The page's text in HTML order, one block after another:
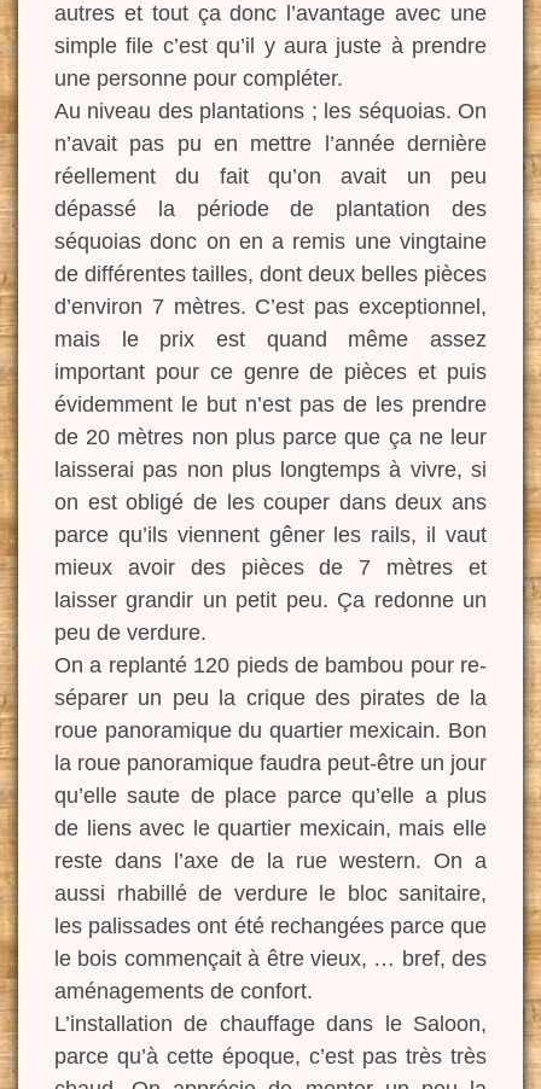
autres et tout ça donc l’avantage avec une
simple file c’est qu’il y aura juste à prendre
une personne pour compléter.
Au niveau des plantations ; les séquoias. On
n’avait pas pu en mettre l’année dernière
réellement du fait qu’on avait un peu
dépassé la période de plantation des
séquoias donc on en a remis une vingtaine
de différentes tailles, dont deux belles pièces
d’environ 7 mètres. C’est pas exceptionnel,
mais le prix est quand même assez
important pour ce genre de pièces et puis
évidemment le but n’est pas de les prendre
de 20 mètres non plus parce que ça ne leur
laisserai pas non plus longtemps à vivre, si
on est obligé de les couper dans deux ans
parce qu’ils viennent gêner les rails, il vaut
mieux avoir des pièces de 7 mètres et
laisser grandir un petit peu. Ça redonne un
peu de verdure.
On a replanté 120 pieds de bambou pour re-
séparer un peu la crique des pirates de la
roue panoramique du quartier mexicain. Bon
la roue panoramique faudra peut-être un jour
qu’elle saute de place parce qu’elle a plus
de liens avec le quartier mexicain, mais elle
reste dans l’axe de la rue western. On a
aussi rhabillé de verdure le bloc sanitaire,
les palissades ont été rechangées parce que
le bois commençait à être vieux, … bref, des
aménagements de confort.
L’installation de chauffage dans le Saloon,
parce qu’à cette époque, c’est pas très très